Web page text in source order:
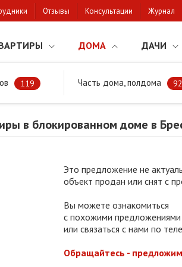
Отзывы Консультации Журнал
ДОМА ДАЧИ
119 Часть дома, полдома 92
Продажа квартиры в блокированном
в блокированном доме в
Это предложение не
объект продан или снят с
Вы можете ознакомиться
с похожими предложениями
или связаться с нами по
Обращайтесь -